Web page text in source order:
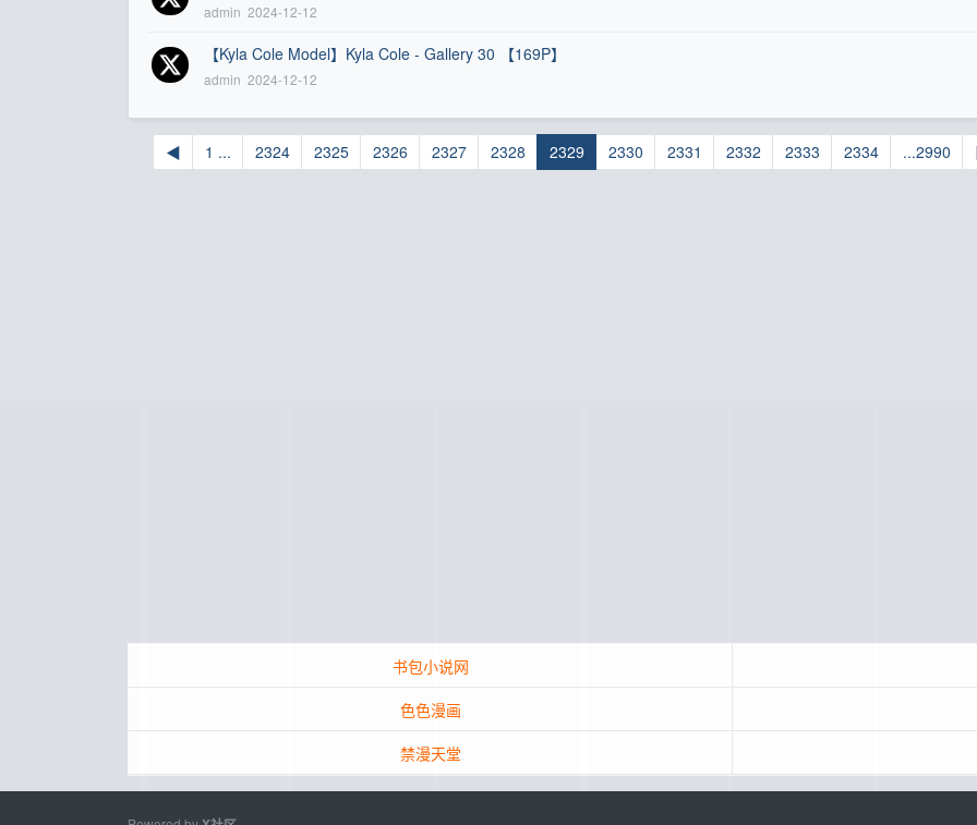
admin 2024-12-12
【Kyla Cole Model】Kyla Cole - Gallery 30 【169P】
admin 2024-12-12
◀ 1 ... 2324 2325 2326 2327 2328 2329 2330 2331 2332 2333 2334 ...2990
书包小说网
色色漫画
禁漫天堂